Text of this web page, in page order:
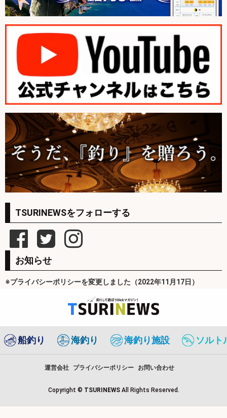
TSURINEWSをフォローする
お知らせ
※プライバシーポリシーを変更しました（2022年11月17日）
船釣り 海釣り 海釣り施設 ソルト
運営会社 プライバシーポリシー お問い合わせ
Copyright © TSURINEWS All Rights Reserved.